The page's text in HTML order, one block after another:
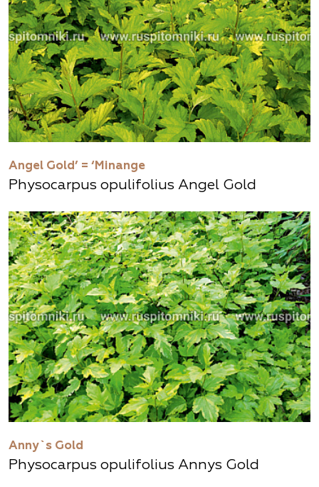
Angel Gold’ = ‘Minange
Physocarpus opulifolius Angel Gold
Anny`s Gold
Physocarpus opulifolius Annys Gold